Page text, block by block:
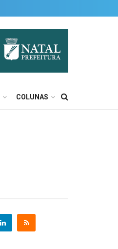
COLUNAS